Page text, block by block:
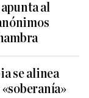
al
se alinea